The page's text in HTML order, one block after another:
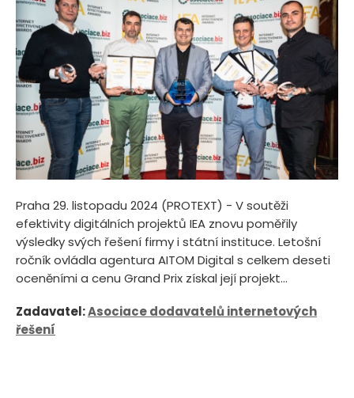
Praha 29. listopadu 2024 (PROTEXT) - V soutěži
efektivity digitálních projektů IEA znovu poměřily
výsledky svých řešení firmy i státní instituce. Letošní
ročník ovládla agentura AITOM Digital s celkem deseti
oceněními a cenu Grand Prix získal její projekt...
Zadavatel:Asociace dodavatelů internetových
řešení